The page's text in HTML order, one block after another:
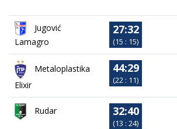
Jugović
Lamagro
27:32
(15 : 15)
Metaloplastika
Elixir
44:29
(22 : 11)
Rudar 32:40
(13 : 24)